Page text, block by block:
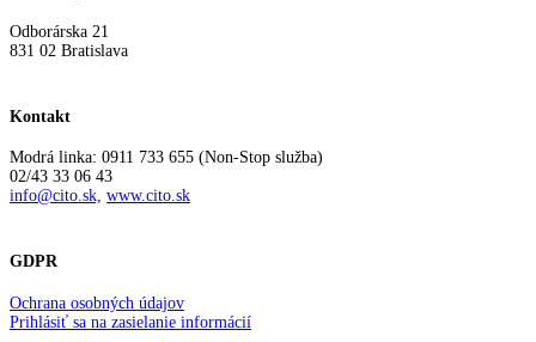
Odborárska 21
831 02 Bratislava
Kontakt
Modrá linka: 0911 733 655 (Non-Stop služba)
02/43 33 06 43
info@cito.sk, www.cito.sk
GDPR
Ochrana osobných údajov
Prihlásiť sa na zasielanie informácií